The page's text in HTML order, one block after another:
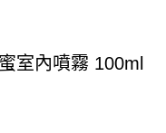
室內噴霧 100ml